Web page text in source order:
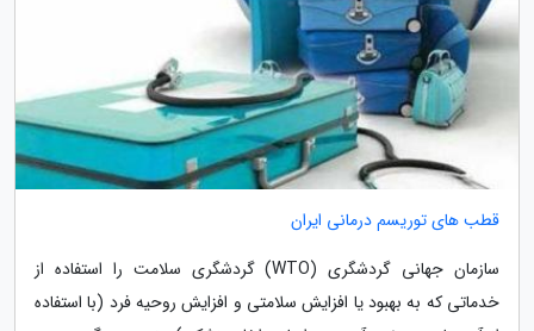
قطب های توریسم درمانی ایران
سازمان جهانی گردشگری (WTO) گردشگری سلامت را استفاده از
خدماتی که به بهبود یا افزایش سلامتی و افزایش روحیه فرد (با استفاده